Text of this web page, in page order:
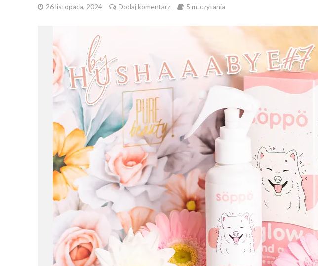
26 listopada, 2024 Dodaj komentarz 5 m. czytania